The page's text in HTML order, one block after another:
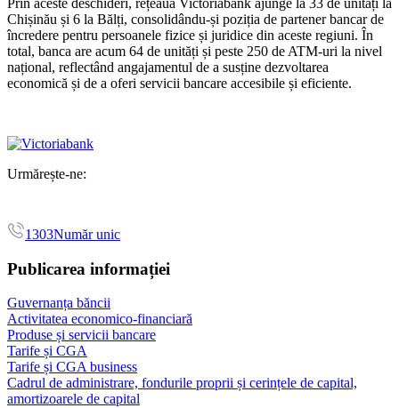
Chișinău și 6 la Bălți, consolidându-și poziția de partener bancar de
încredere pentru persoanele fizice și juridice din aceste regiuni. În
total, banca are acum 64 de unități și peste 250 de ATM-uri la nivel
național, reflectând angajamentul de a susține dezvoltarea
economică și de a oferi servicii bancare accesibile și eficiente.
Urmărește-ne:
1303Număr unic
Publicarea informației
Guvernanța băncii
Activitatea economico-financiară
Produse și servicii bancare
Tarife și CGA
Tarife și CGA business
Cadrul de administrare, fondurile proprii și cerințele de capital,
amortizoarele de capital